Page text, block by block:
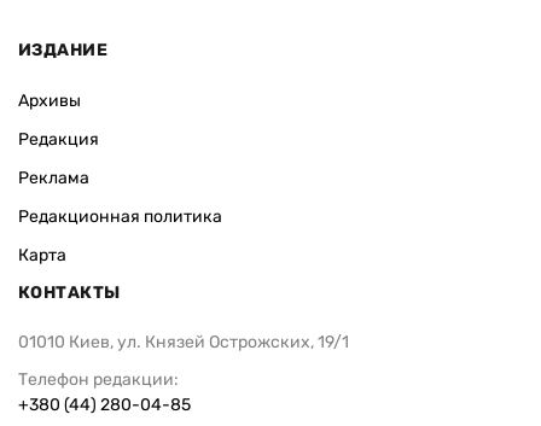
ИЗДАНИЕ
Архивы
Редакция
Реклама
Редакционная политика
Карта
КОНТАКТЫ
01010 Киев, ул. Князей Острожских, 19/1
Телефон редакции:
+380 (44) 280-04-85